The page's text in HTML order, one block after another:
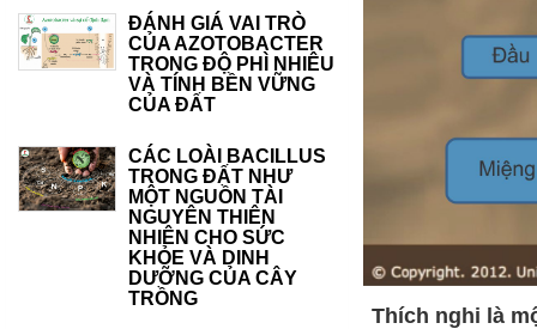
Thích nghi là
ĐÁNH GIÁ VAI TRÒ
CỦA AZOTOBACTER
TRONG ĐỘ PHÌ NHIÊU
VÀ TÍNH BỀN VỮNG
CỦA ĐẤT
CÁC LOÀI BACILLUS
TRONG ĐẤT NHƯ
MỘT NGUỒN TÀI
NGUYÊN THIÊN
NHIÊN CHO SỨC
KHỎE VÀ DINH
DƯỠNG CỦA CÂY
TRỒNG